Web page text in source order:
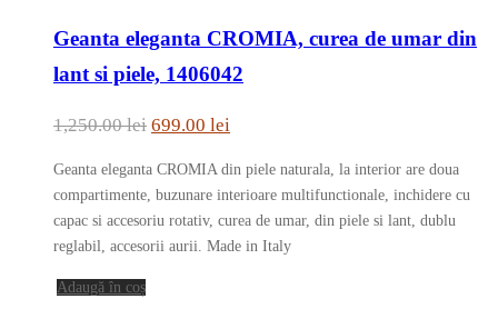
Geanta eleganta CROMIA, curea de umar din
lant si piele, 1406042
1,250.00lei Prețul
a
fost:
1,250.00 lei.
699.00 lei
este:
699.00 lei.
Geanta eleganta CROMIA din piele naturala, la interior are doua
compartimente, buzunare interioare multifunctionale, inchidere cu
capac si accesoriu rotativ, curea de umar, din piele si lant, dublu
reglabil, accesorii aurii. Made in Italy
Adaugă în coș